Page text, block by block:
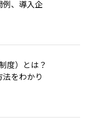
例、導入企
度）とは？
法をわかり